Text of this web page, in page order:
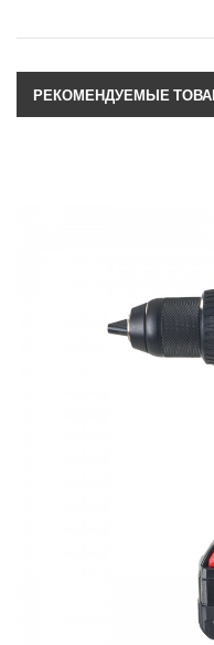
РЕКОМЕНДУЕМЫЕ